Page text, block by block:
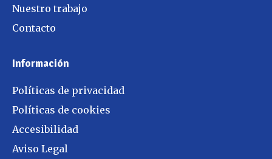
Nuestro trabajo
Contacto
Información
Políticas de privacidad
Políticas de cookies
Accesibilidad
Aviso Legal